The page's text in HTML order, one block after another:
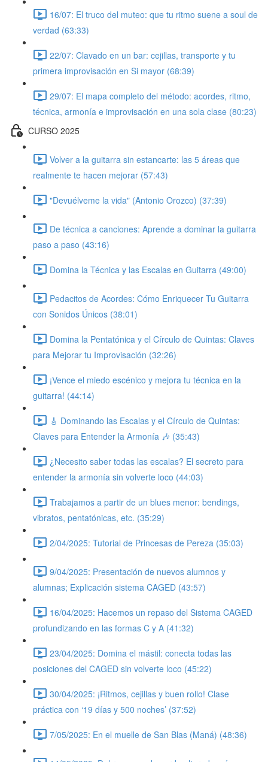
16/07: El truco del muteo: que tu ritmo suene a soul de
verdad (63:33)
22/07: Clavado en un bar: cejillas, transporte y tu
primera improvisación en Si mayor (68:39)
29/07: El mapa completo del método: acordes, ritmo,
técnica, armonía e improvisación en una sola clase (80:23)
CURSO 2025
Volver a la guitarra sin estancarte: las 5 áreas que
realmente te hacen mejorar (57:43)
"Devuélveme la vida" (Antonio Orozco) (37:39)
De técnica a canciones: Aprende a dominar la guitarra
paso a paso (43:16)
Domina la Técnica y las Escalas en Guitarra (49:00)
Pedacitos de Acordes: Cómo Enriquecer Tu Guitarra
con Sonidos Únicos (38:01)
Domina la Pentatónica y el Círculo de Quintas: Claves
para Mejorar tu Improvisación (32:26)
¡Vence el miedo escénico y mejora tu técnica en la
guitarra! (44:14)
🎸 Dominando las Escalas y el Círculo de Quintas:
Claves para Entender la Armonía 🎶 (35:43)
¿Necesito saber todas las escalas? El secreto para
entender la armonía sin volverte loco (44:03)
Trabajamos a partir de un blues menor: bendings,
vibratos, pentatónicas, etc. (35:29)
2/04/2025: Tutorial de Princesas de Pereza (35:03)
9/04/2025: Presentación de nuevos alumnos y
alumnas; Explicación sistema CAGED (43:57)
16/04/2025: Hacemos un repaso del Sistema CAGED
profundizando en las formas C y A (41:32)
23/04/2025: Domina el mástil: conecta todas las
posiciones del CAGED sin volverte loco (45:22)
30/04/2025: ¡Ritmos, cejillas y buen rollo! Clase
práctica con ‘19 días y 500 noches’ (37:52)
7/05/2025: En el muelle de San Blas (Maná) (48:36)